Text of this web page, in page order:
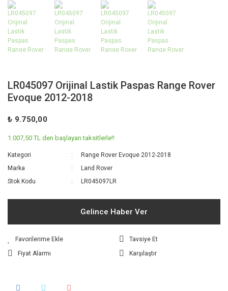
LR045097 Orijinal Lastik Paspas Range Rover
Evoque 2012-2018
₺ 9.750,00
1.007,50 TL den başlayan taksitlerle!!
Kategori
Range Rover Evoque 2012-2018
Marka
Land Rover
Stok Kodu
LR045097LR
Gelince Haber Ver
Tavsiye Et
Fiyat Alarmı
Karşılaştır